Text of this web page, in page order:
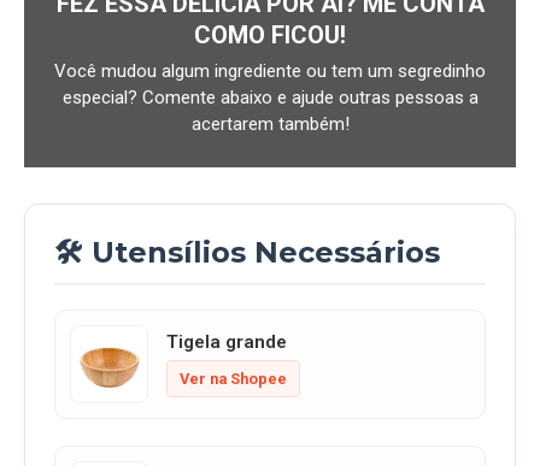
COMO FICOU!
Você mudou algum ingrediente ou tem um segredinho
especial? Comente abaixo e ajude outras pessoas a
acertarem também!
🛠️ Utensílios Necessários
Tigela grande
Ver na Shopee